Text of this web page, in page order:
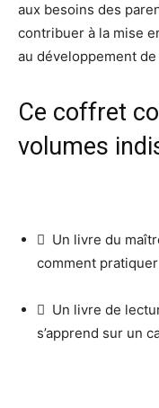
aux besoins des
contribuer à la mise
au développement de
Ce coffret
volumes
 Un livre du
comment
 Un livre de
s’apprend sur un